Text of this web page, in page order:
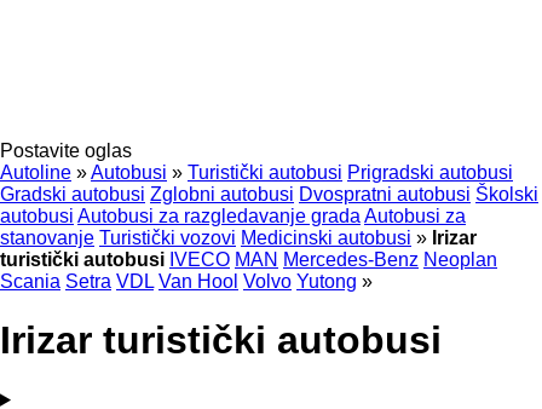
Postavite oglas
Autoline »Autobusi » Turistički autobusi Prigradski autobusi
Gradski autobusi Zglobni autobusi Dvospratni autobusi Školski
autobusi Autobusi za razgledavanje grada Autobusi za
stanovanje Turistički vozovi Medicinski autobusi » Irizar
turistički autobusi IVECO MAN Mercedes-Benz Neoplan
Scania Setra VDL Van Hool Volvo Yutong »
Irizar turistički autobusi